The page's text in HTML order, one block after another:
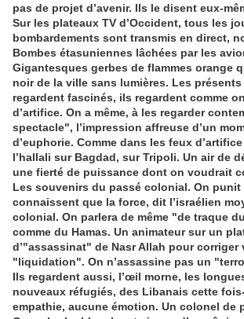
pas de projet d’avenir. Ils le disent eux-
Sur les plateaux TV d’Occident, tous les
bombardements sont transmis en direct,
Bombes étasuniennes lâchées par les
Gigantesques gerbes de flammes orange
noir de la ville sans lumières. Les
regardent fascinés, ils regardent comme
d’artifice. On a même, à les regarder
spectacle", l’impression affreuse d’un
d’euphorie. Comme dans les feux
l’hallali sur Bagdad, sur Tripoli. Un air de
une fierté de puissance dont on voudrait
Les souvenirs du passé colonial. On punit
connaissent que la force, dit l’israélien
colonial. On parlera de même "de traque
comme du Hamas. Un animateur sur un
d’"assassinat" de Nasr Allah pour corriger
"liquidation". On n’assassine pas un
Ils regardent aussi, l’œil morne, les
nouveaux réfugiés, des Libanais cette
empathie, aucune émotion. Un colonel de